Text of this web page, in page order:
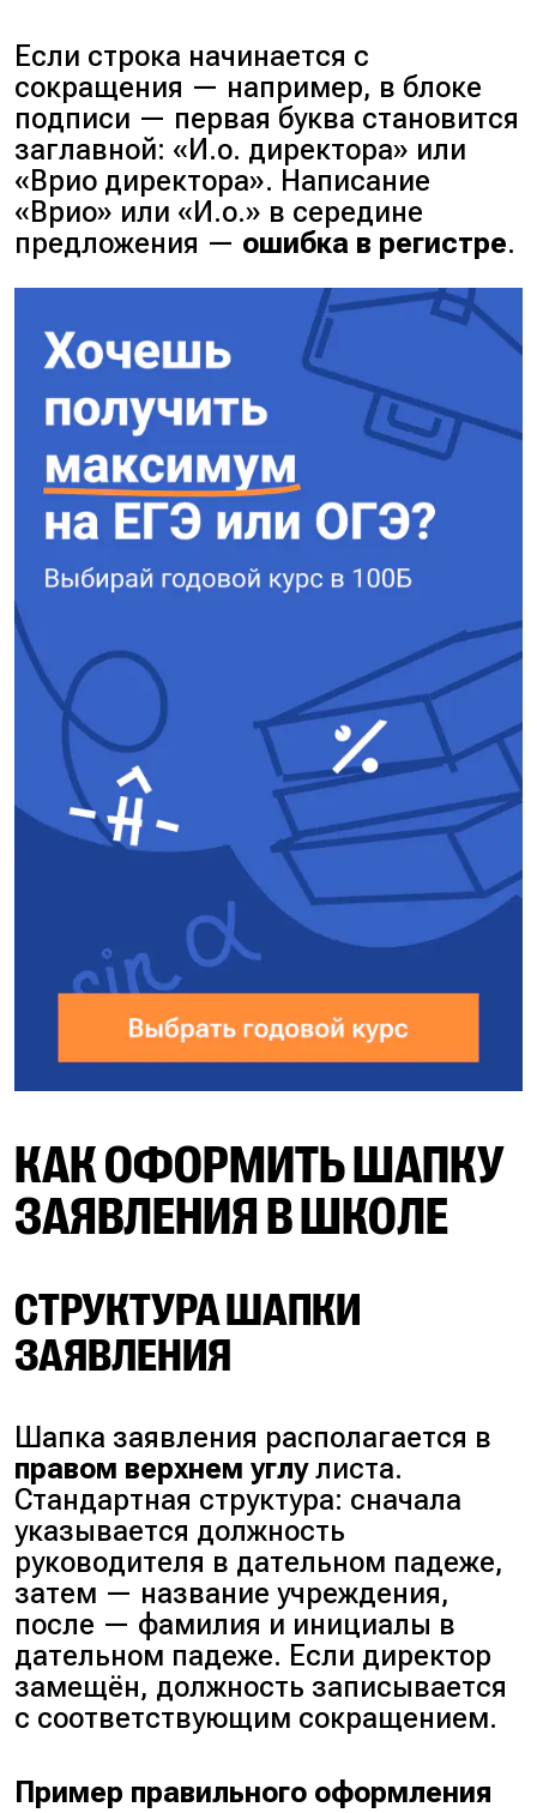
Если строка начинается с
сокращения — например, в блоке
подписи — первая буква становится
заглавной: «И.о. директора» или
«Врио директора». Написание
«Врио» или «И.о.» в середине
предложения — ошибка в регистре.
КАК ОФОРМИТЬ ШАПКУ
ЗАЯВЛЕНИЯ В ШКОЛЕ
СТРУКТУРА ШАПКИ
ЗАЯВЛЕНИЯ
Шапка заявления располагается в
правом верхнем углулиста.
Стандартная структура: сначала
указывается должность
руководителя в дательном падеже,
затем — название учреждения,
после — фамилия и инициалы в
дательном падеже. Если директор
замещён, должность записывается
с соответствующим сокращением.
Пример правильного оформления